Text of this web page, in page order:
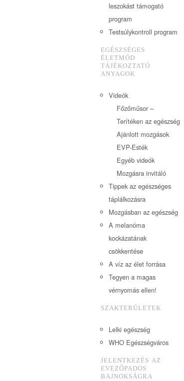
leszokást támogató
program
Testsúlykontroll program
EGÉSZSÉGES
ÉLETMÓD
TÁJÉKOZTATÓ
ANYAGOK
Videók
Főzőműsor –
Terítéken az egészség
Ajánlott mozgások
EVP-Esték
Egyéb videók
Mozgásra invitáló
Tippek az egészséges
táplálkozásra
Mozgásban az egészség
A melanóma
kockázatának
csökkentése
A víz az élet forrása
Tegyen a magas
vérnyomás ellen!
SZAKTERÜLETEK
Lelki egészség
WHO Egészségváros
JELENTKEZÉS AZ
EVEZŐPADOS
BAJNOKSÁGRA